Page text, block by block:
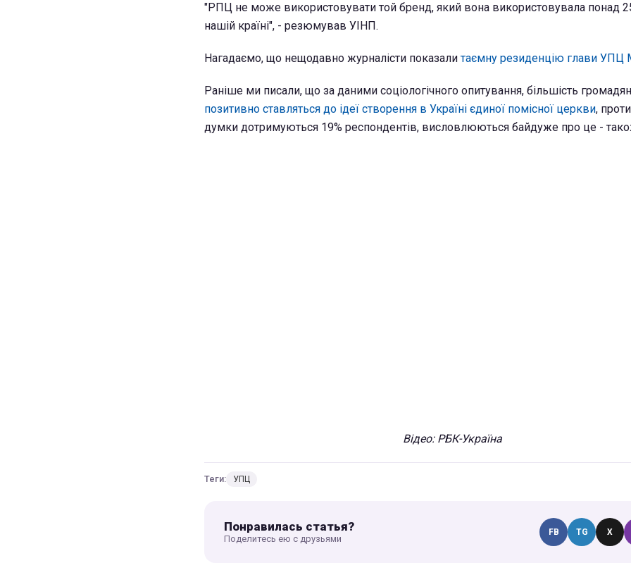
"РПЦ не може використовувати той бренд, який вона використовувала понад
нашій країні", - резюмував УІНП.
Нагадаємо, що нещодавно журналісти показалитаємну резиденцію глави УПЦ
Раніше ми писали, що за даними соціологічного опитування, більшість
позитивно ставляться до ідеї створення в Україні єдиної помісної церкви,
думки дотримуються 19% респондентів, висловлюються байдуже про це -
Відео: РБК-Україна
Теги: УПЦ
Понравилась статья?
Поделитесь ею с друзьями
FB TG X